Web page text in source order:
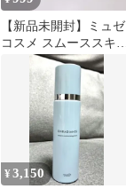
【新品未開封】ミュゼ
コスメ スムーススキン
コントロール ボディス
クラブ
¥3,150